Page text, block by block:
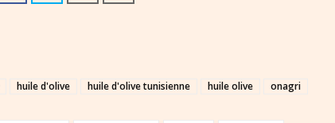
huile d'olive huile d'olive tunisienne huile olive
onagri